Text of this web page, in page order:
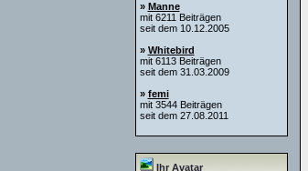
» Manne
mit 6211 Beiträgen
seit dem 10.12.2005
» Whitebird
mit 6113 Beiträgen
seit dem 31.03.2009
» femi
mit 3544 Beiträgen
seit dem 27.08.2011
Ihr Avatar